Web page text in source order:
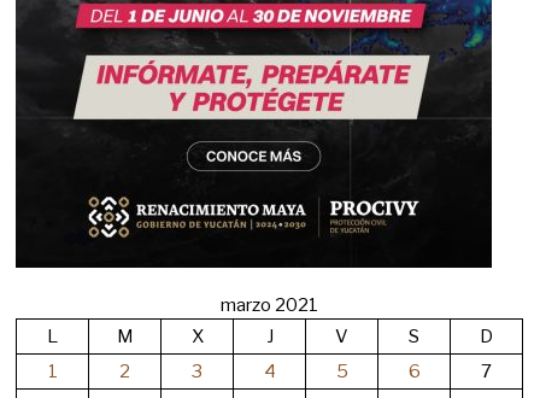
marzo 2021
L
M X J V S
D
1
2 3 4 5 6
7